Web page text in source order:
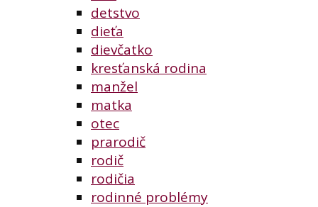
detstvo
dieťa
dievčatko
kresťanská rodina
manžel
matka
otec
prarodič
rodič
rodičia
rodinné problémy